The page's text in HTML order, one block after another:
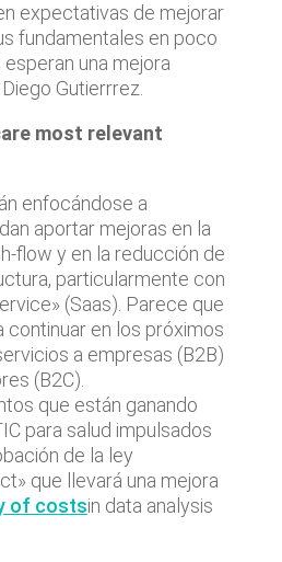
expectativas de mejorar
fundamentales en poco
una mejora
Gutierrrez.
most relevant
enfocándose a
aportar mejoras en la
flow y en la reducción de
particularmente con
(Saas). Parece que
continuar en los próximos
a empresas (B2B)
(B2C).
que están ganando
para salud impulsados
de la ley
que llevará una mejora
of costsin data analysis